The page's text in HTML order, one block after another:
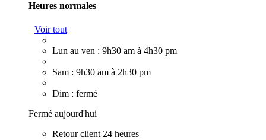
Heures normales
Voir tout
Lun au ven : 9h30 am à 4h30 pm
Sam : 9h30 am à 2h30 pm
Dim : fermé
Fermé aujourd'hui
Retour client 24 heures